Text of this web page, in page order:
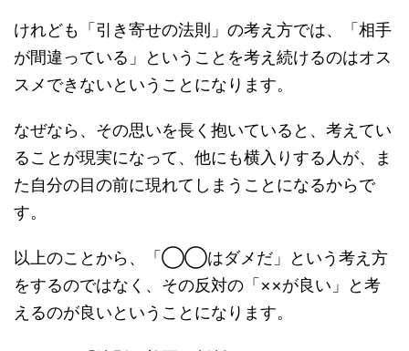
けれども「引き寄せの法則」の考え方では、「相手
が間違っている」ということを考え続けるのはオス
スメできないということになります。
なぜなら、その思いを長く抱いていると、考えてい
ることが現実になって、他にも横入りする人が、ま
た自分の目の前に現れてしまうことになるからで
す。
以上のことから、「◯◯はダメだ」という考え方
をするのではなく、その反対の「××が良い」と考
えるのが良いということになります。